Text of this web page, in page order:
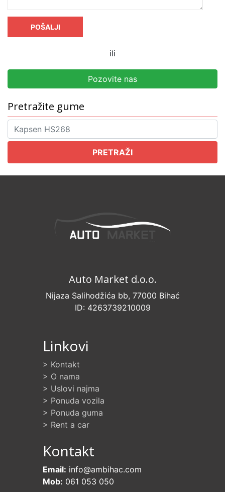
ili
Pozovite nas
Pretražite gume
Auto Market d.o.o.
Nijaza Salihodžića bb, 77000 Bihać
ID: 4263739210009
Linkovi
> Kontakt
> O nama
> Uslovi najma
> Ponuda vozila
> Ponuda guma
> Rent a car
Kontakt
Email: info@ambihac.com
Mob: 061 053 050